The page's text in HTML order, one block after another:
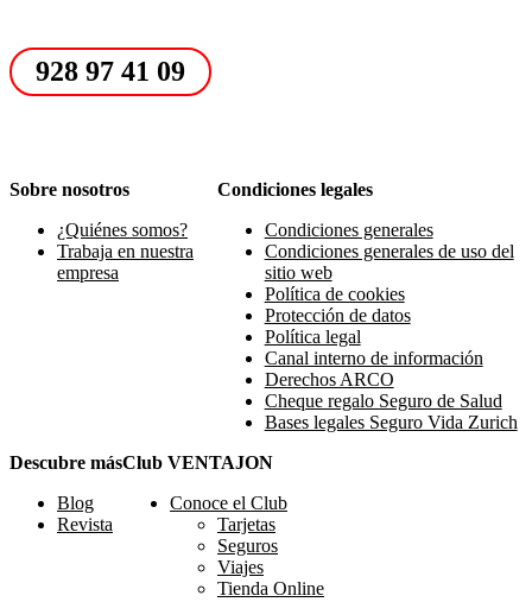
928 97 41 09
Sobre nosotros
¿Quiénes somos?
Trabaja en nuestra
empresa
Condiciones legales
Condiciones generales
Condiciones generales de uso del
sitio web
Política de cookies
Protección de datos
Política legal
Canal interno de información
Derechos ARCO
Cheque regalo Seguro de Salud
Bases legales Seguro Vida Zurich
Descubre más
Blog
Revista
Club VENTAJON
Conoce el Club
Tarjetas
Seguros
Viajes
Tienda Online